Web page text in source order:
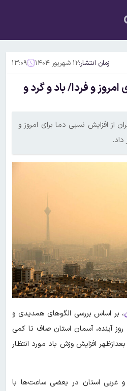
زمان انتشار:۱۲ شهریور ۱۴۰۴ ۱۳:۰۹
و فردا/ باد و گرد و
از افزایش نسبی دما برای امروز و
، بر اساس بررسی الگوهای همدیدی و
آینده، آسمان استان صاف تا کمی
افزایش وزش باد مورد انتظار
غربی استان در بعضی ساعت‌ها با